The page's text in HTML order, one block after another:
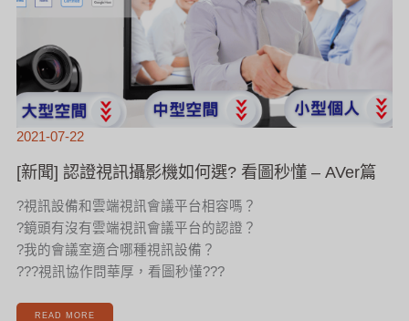
2021-07-22
[新聞] 認證視訊攝影機如何選? 看圖秒懂 – AVer篇
?視訊設備和雲端視訊會議平台相容嗎？
?鏡頭有沒有雲端視訊會議平台的認證？
?我的會議室適合哪種視訊設備？
??‍?視訊協作問華厚，看圖秒懂?‍??
AVER
READ MORE